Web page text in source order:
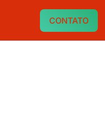
CONTATO